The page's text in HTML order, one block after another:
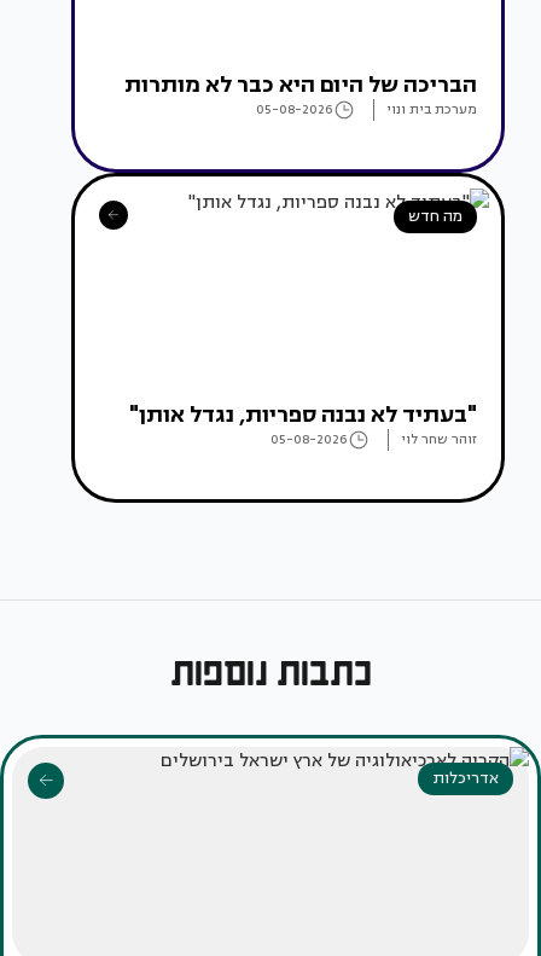
הבריכה של היום היא כבר לא מותרות
מערכת בית ונוי 05-08-2026
מה חדש
"בעתיד לא נבנה ספריות, נגדל אותן"
זוהר שחר לוי 05-08-2026
כתבות נוספות
אדריכלות